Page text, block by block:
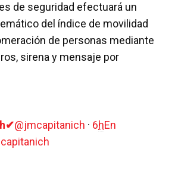
de seguridad efectuará un
del índice de movilidad
de personas mediante
sirena y mensaje por
✔@jmcapitanich · 6hEn